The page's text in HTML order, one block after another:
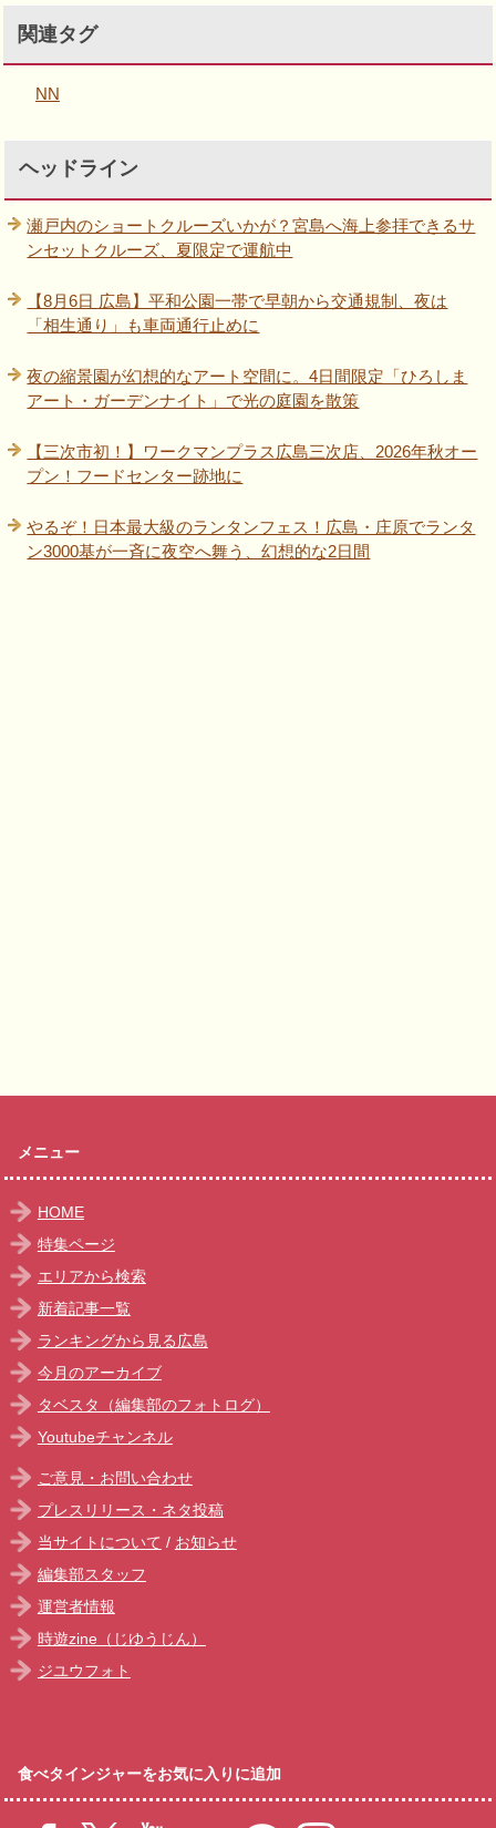
関連タグ
NN
ヘッドライン
瀬戸内のショートクルーズいかが？宮島へ海上参拝できるサ
ンセットクルーズ、夏限定で運航中
【8月6日 広島】平和公園一帯で早朝から交通規制、夜は
「相生通り」も車両通行止めに
夜の縮景園が幻想的なアート空間に。4日間限定「ひろしま
アート・ガーデンナイト」で光の庭園を散策
【三次市初！】ワークマンプラス広島三次店、2026年秋オー
プン！フードセンター跡地に
やるぞ！日本最大級のランタンフェス！広島・庄原でランタ
ン3000基が一斉に夜空へ舞う、幻想的な2日間
メニュー
HOME
特集ページ
エリアから検索
新着記事一覧
ランキングから見る広島
今月のアーカイブ
タベスタ（編集部のフォトログ）
Youtubeチャンネル
ご意見・お問い合わせ
プレスリリース・ネタ投稿
当サイトについて / お知らせ
編集部スタッフ
運営者情報
時遊zine（じゆうじん）
ジユウフォト
食べタインジャーをお気に入りに追加